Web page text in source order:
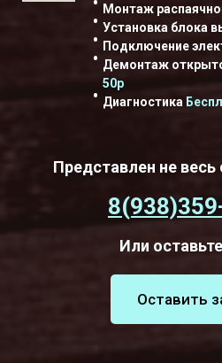
Монтаж
Установка блока
Подключение
Демонтаж
50р
Диагностика
Представлен не весь
Или
Оставить